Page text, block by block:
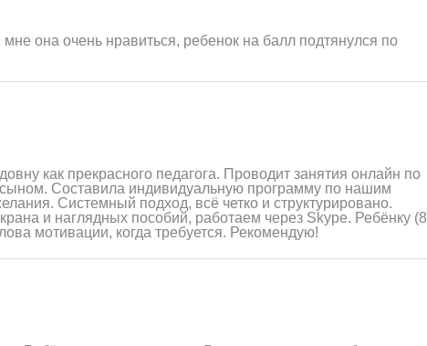
она очень нравиться, ребенок на балл подтянулся по
как прекрасного педагога. Проводит занятия онлайн по
Составила индивидуальную программу по нашим
Системный подход, всё четко и структурировано.
и наглядных пособий, работаем через Skype. Ребёнку (8
мотивации, когда требуется. Рекомендую!